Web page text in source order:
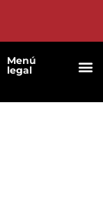
Menú
legal